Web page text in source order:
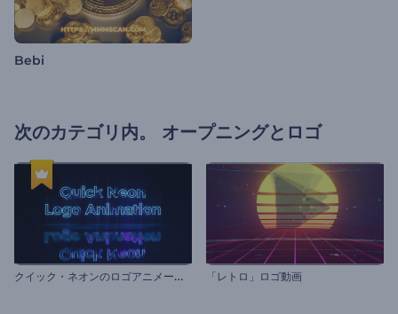
Bebi
次のカテゴリ内。 オープニングとロゴ
ク
イック・ネオンのロゴアニメーション 「レトロ」ロゴ動画